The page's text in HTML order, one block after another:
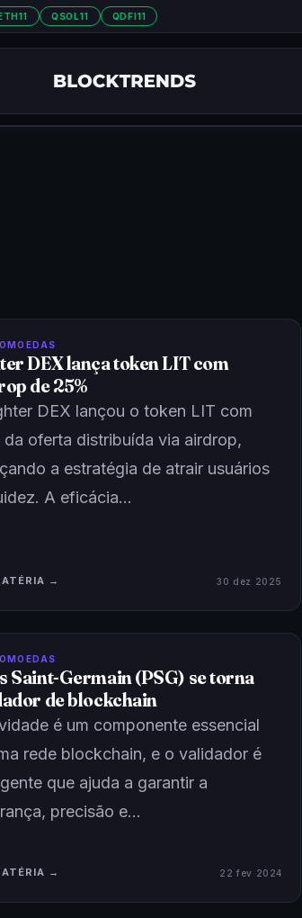
QSOL11 QDFI11
DEX lança token LIT com
de 25%
DEX lançou o token LIT com
oferta distribuída via airdrop,
a estratégia de atrair usuários
A eficácia…
→ 30 dez 2025
Saint-Germain (PSG) se torna
de blockchain
é um componente essencial
rede blockchain, e o validador é
que ajuda a garantir a
precisão e…
→ 22 fev 2024